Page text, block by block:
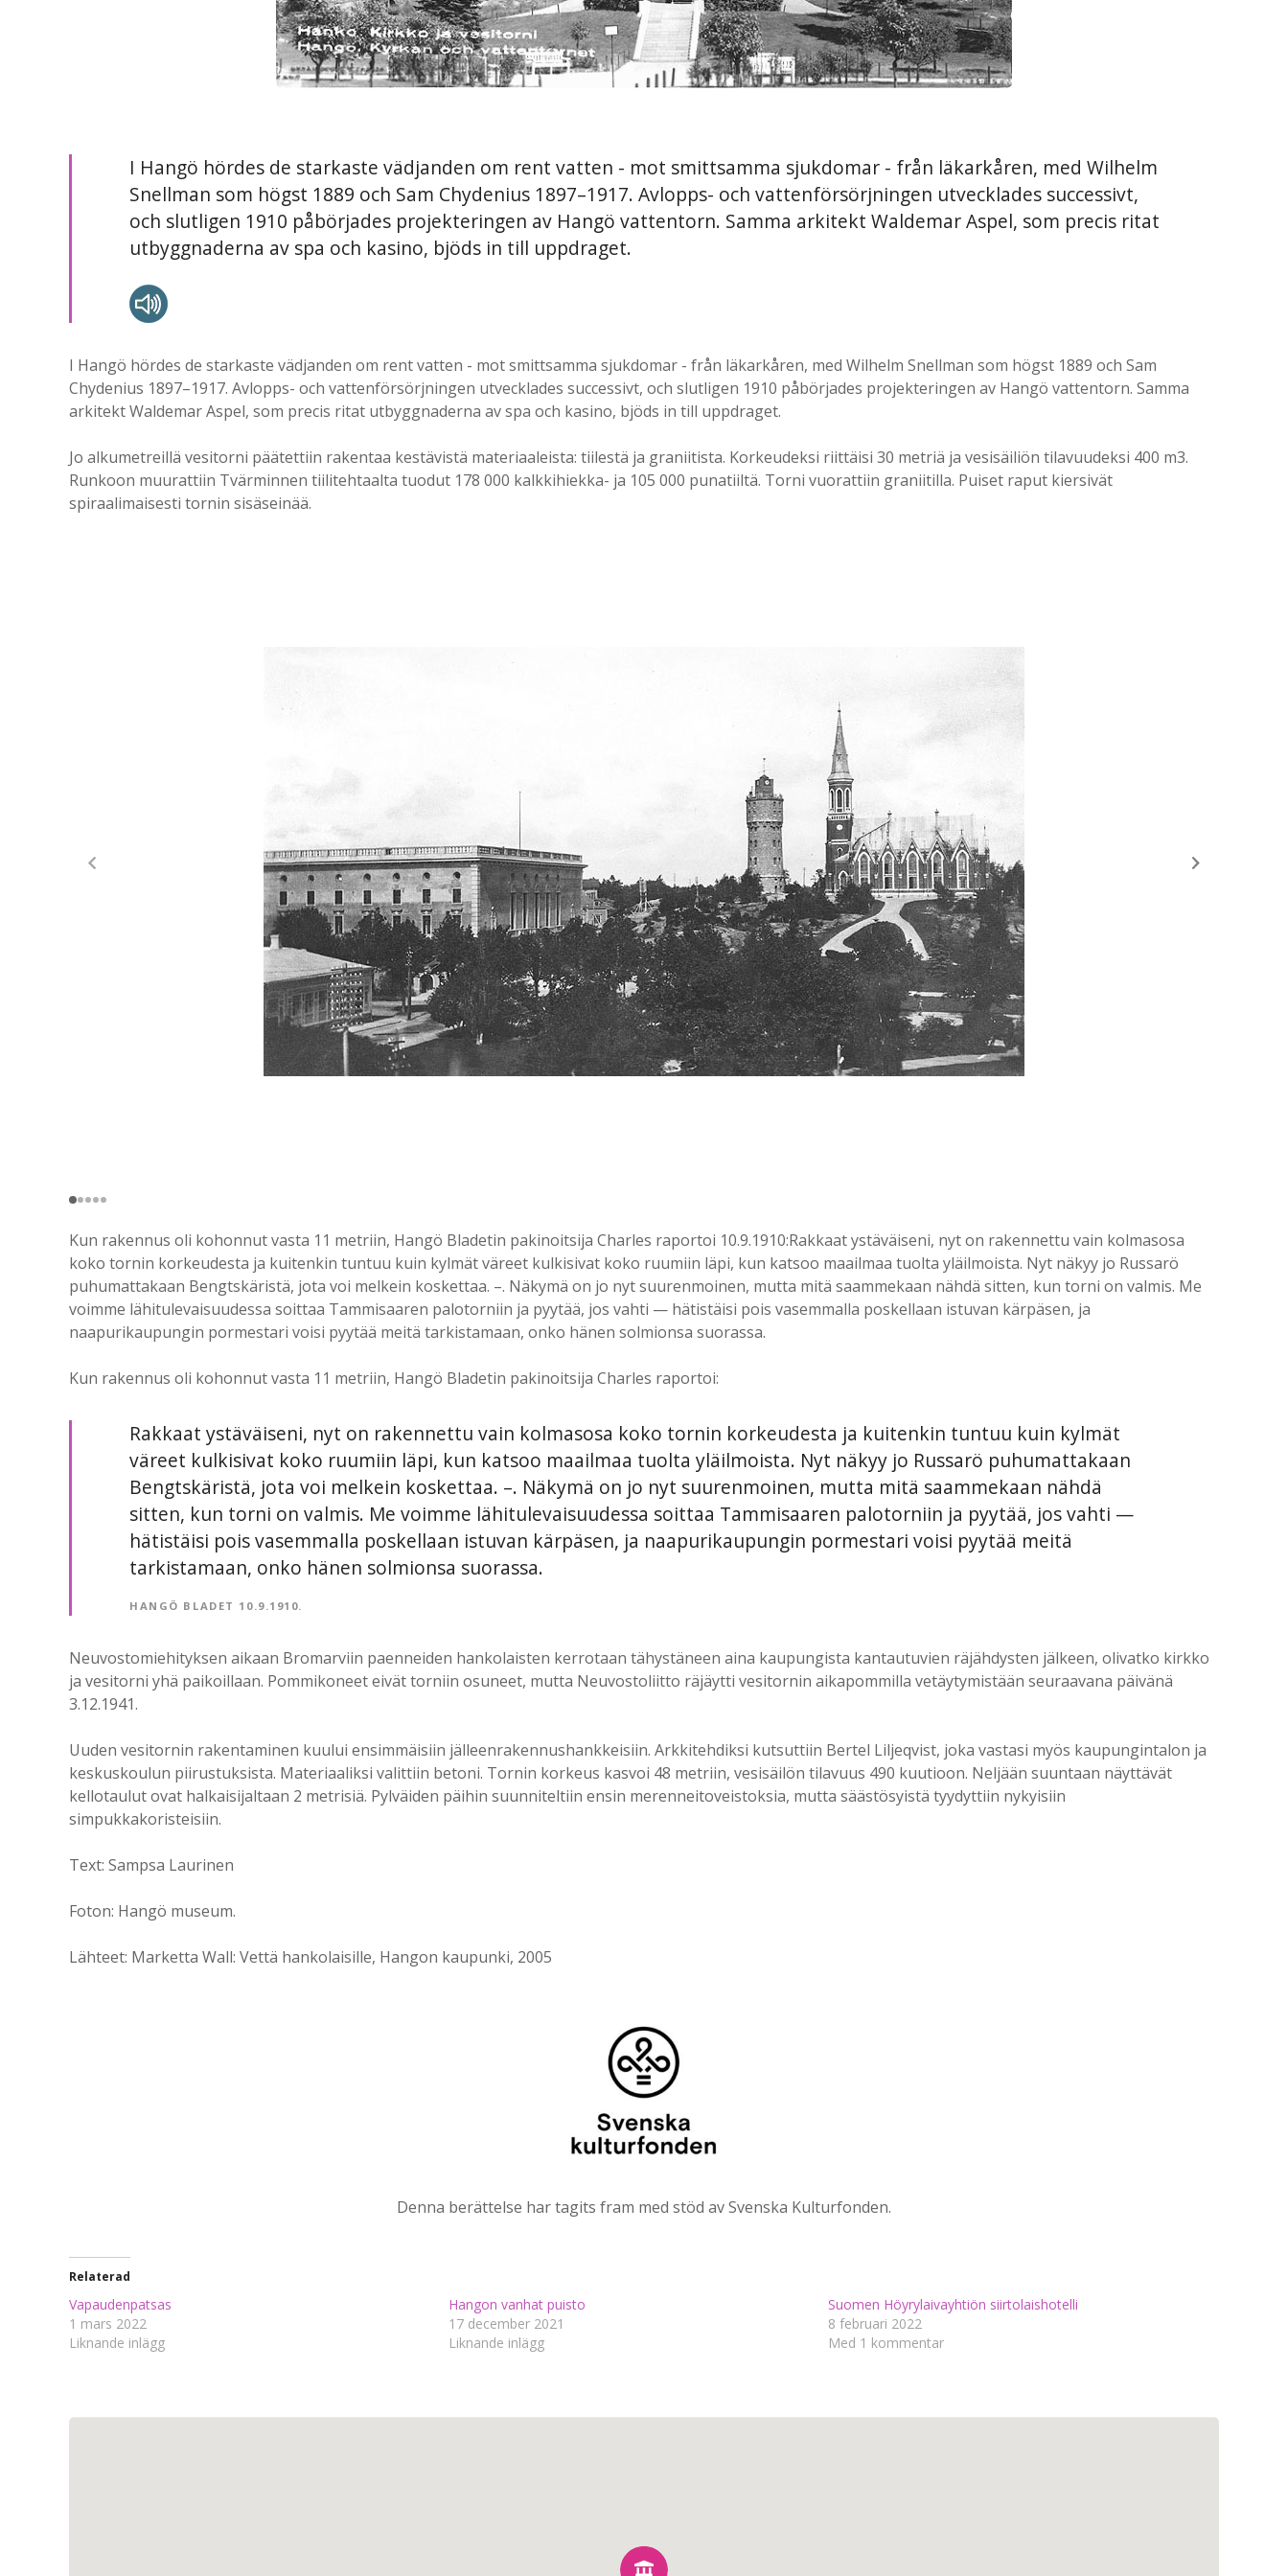
I Hangö hördes de starkaste vädjanden om rent vatten - mot smittsamma sjukdomar - från läkarkåren, med Wilhelm
Snellman som högst 1889 och Sam Chydenius 1897–1917. Avlopps- och vattenförsörjningen utvecklades successivt,
och slutligen 1910 påbörjades projekteringen av Hangö vattentorn. Samma arkitekt Waldemar Aspel, som precis ritat
utbyggnaderna av spa och kasino, bjöds in till uppdraget.
I Hangö hördes de starkaste vädjanden om rent vatten - mot smittsamma sjukdomar - från läkarkåren, med Wilhelm Snellman som högst 1889 och Sam
Chydenius 1897–1917. Avlopps- och vattenförsörjningen utvecklades successivt, och slutligen 1910 påbörjades projekteringen av Hangö vattentorn. Samma
arkitekt Waldemar Aspel, som precis ritat utbyggnaderna av spa och kasino, bjöds in till uppdraget.
Jo alkumetreillä vesitorni päätettiin rakentaa kestävistä materiaaleista: tiilestä ja graniitista. Korkeudeksi riittäisi 30 metriä ja vesisäiliön tilavuudeksi 400 m3.
Runkoon muurattiin Tvärminnen tiilitehtaalta tuodut 178 000 kalkkihiekka- ja 105 000 punatiiltä. Torni vuorattiin graniitilla. Puiset raput kiersivät
spiraalimaisesti tornin sisäseinää.
Kun rakennus oli kohonnut vasta 11 metriin, Hangö Bladetin pakinoitsija Charles raportoi 10.9.1910:Rakkaat ystäväiseni, nyt on rakennettu vain kolmasosa
koko tornin korkeudesta ja kuitenkin tuntuu kuin kylmät väreet kulkisivat koko ruumiin läpi, kun katsoo maailmaa tuolta yläilmoista. Nyt näkyy jo Russarö
puhumattakaan Bengtskäristä, jota voi melkein koskettaa. –. Näkymä on jo nyt suurenmoinen, mutta mitä saammekaan nähdä sitten, kun torni on valmis. Me
voimme lähitulevaisuudessa soittaa Tammisaaren palotorniin ja pyytää, jos vahti — hätistäisi pois vasemmalla poskellaan istuvan kärpäsen, ja
naapurikaupungin pormestari voisi pyytää meitä tarkistamaan, onko hänen solmionsa suorassa.
Kun rakennus oli kohonnut vasta 11 metriin, Hangö Bladetin pakinoitsija Charles raportoi:
Rakkaat ystäväiseni, nyt on rakennettu vain kolmasosa koko tornin korkeudesta ja kuitenkin tuntuu kuin kylmät
väreet kulkisivat koko ruumiin läpi, kun katsoo maailmaa tuolta yläilmoista. Nyt näkyy jo Russarö puhumattakaan
Bengtskäristä, jota voi melkein koskettaa. –. Näkymä on jo nyt suurenmoinen, mutta mitä saammekaan nähdä
sitten, kun torni on valmis. Me voimme lähitulevaisuudessa soittaa Tammisaaren palotorniin ja pyytää, jos vahti —
hätistäisi pois vasemmalla poskellaan istuvan kärpäsen, ja naapurikaupungin pormestari voisi pyytää meitä
tarkistamaan, onko hänen solmionsa suorassa.
HANGÖ BLADET 10.9.1910.
Neuvostomiehityksen aikaan Bromarviin paenneiden hankolaisten kerrotaan tähystäneen aina kaupungista kantautuvien räjähdysten jälkeen, olivatko kirkko
ja vesitorni yhä paikoillaan. Pommikoneet eivät torniin osuneet, mutta Neuvostoliitto räjäytti vesitornin aikapommilla vetäytymistään seuraavana päivänä
3.12.1941.
Uuden vesitornin rakentaminen kuului ensimmäisiin jälleenrakennushankkeisiin. Arkkitehdiksi kutsuttiin Bertel Liljeqvist, joka vastasi myös kaupungintalon ja
keskuskoulun piirustuksista. Materiaaliksi valittiin betoni. Tornin korkeus kasvoi 48 metriin, vesisäilön tilavuus 490 kuutioon. Neljään suuntaan näyttävät
kellotaulut ovat halkaisijaltaan 2 metrisiä. Pylväiden päihin suunniteltiin ensin merenneitoveistoksia, mutta säästösyistä tyydyttiin nykyisiin
simpukkakoristeisiin.
Text: Sampsa Laurinen
Foton: Hangö museum.
Lähteet: Marketta Wall: Vettä hankolaisille, Hangon kaupunki, 2005
Denna berättelse har tagits fram med stöd av Svenska Kulturfonden.
Relaterad
Vapaudenpatsas
1 mars 2022
Liknande inlägg
Hangon vanhat puisto
17 december 2021
Liknande inlägg
Suomen Höyrylaivayhtiön siirtolaishotelli
8 februari 2022
Med 1 kommentar